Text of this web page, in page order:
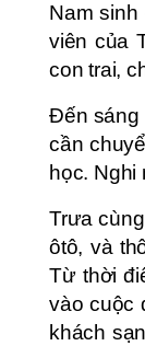
Nam
viên của
con trai,
Đến sáng
cần
học.
Trưa
ôtô, và
Từ thời
vào cuộc
khách